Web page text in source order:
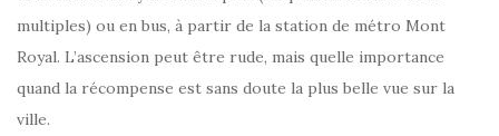
multiples) ou en bus, à partir de la station de métro Mont
Royal. L’ascension peut être rude, mais quelle importance
quand la récompense est sans doute la plus belle vue sur la
ville.